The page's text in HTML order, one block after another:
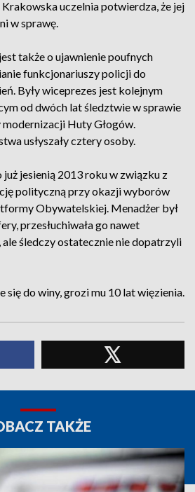
uczelnia potwierdza, że jej
w sprawę.
także o ujawnienie poufnych
funkcjonariuszy policji do
Były wiceprezes jest kolejnym
od dwóch lat śledztwie w sprawie
Huty Głogów.
usłyszały cztery osoby.
już jesienią 2013 roku w związku z
polityczną przy okazji wyborów
Obywatelskiej. Menadżer był
przesłuchiwała go nawet
śledczy ostatecznie nie dopatrzyli
się do winy, grozi mu 10 lat więzienia.
TAKŻE